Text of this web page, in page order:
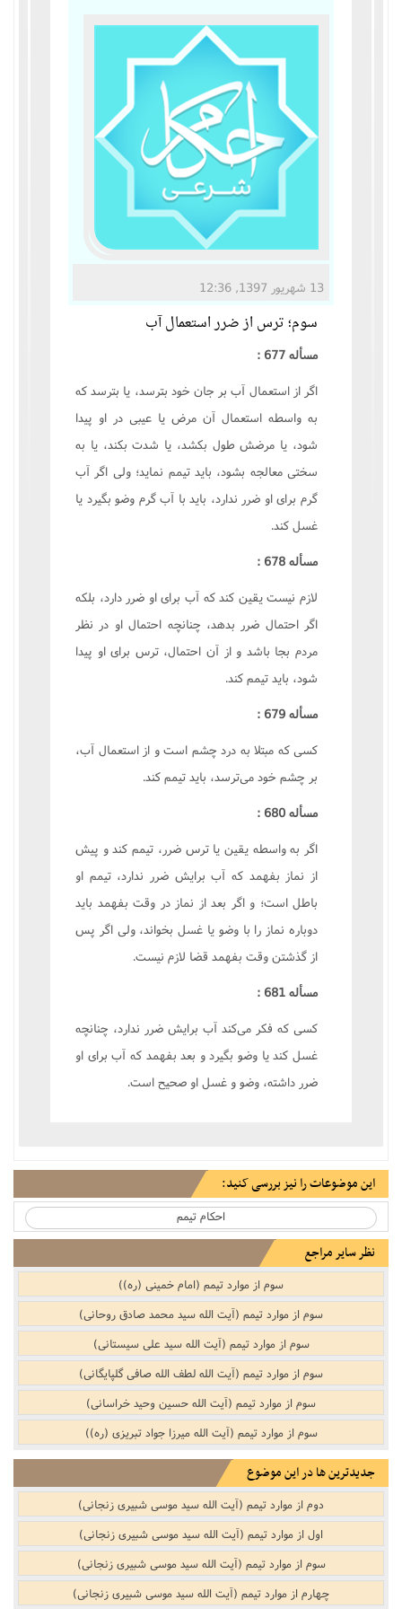
زندگی نامه مراجع تقلید
13 شهریور 1397, 12:36
سوم؛ ترس از ضرر استعمال آب
مسأله 677 :
اگر از استعمال آب بر جان خود بترسد، یا بترسد که
به واسطه استعمال آن مرض یا عیبی در او پیدا
شود، یا مرضش طول بکشد، یا شدت بکند، یا به
سختی معالجه بشود، باید تیمم نماید؛ ولی اگر آب
گرم برای او ضرر ندارد، باید با آب گرم وضو بگیرد یا
غسل کند.
مسأله 678 :
لازم نیست یقین کند که آب برای او ضرر دارد، بلکه
اگر احتمال ضرر بدهد، چنانچه احتمال او در نظر
مردم بجا باشد و از آن احتمال، ترس برای او پیدا
شود، باید تیمم کند.
مسأله 679 :
کسی که مبتلا به درد چشم است و از استعمال آب،
بر چشم خود می‌ترسد، باید تیمم کند.
مسأله 680 :
اگر به واسطه یقین یا ترس ضرر، تیمم کند و پیش
از نماز بفهمد که آب برایش ضرر ندارد، تیمم او
باطل است؛ و اگر بعد از نماز در وقت بفهمد باید
دوباره نماز را با وضو یا غسل بخواند، ولی اگر پس
از گذشتن وقت بفهمد قضا لازم نیست.
مسأله 681 :
کسی که فکر می‌کند آب برایش ضرر ندارد، چنانچه
غسل کند یا وضو بگیرد و بعد بفهمد که آب برای او
ضرر داشته، وضو و غسل او صحیح است.
این موضوعات را نیز بررسی کنید:
احکام تیمم‌‌
نظر سایر مراجع
سوم از موارد تیمم (امام خمینی (ره))
سوم از موارد تیمم (آیت الله سید محمد صادق روحانی)
سوم از موارد تیمم (آیت الله سید علی سیستانی)
سوم از موارد تیمم (آیت الله لطف الله صافی گلپایگانی)
سوم از موارد تیمم (آیت الله حسین وحید خراسانی)
سوم از موارد تیمم (آیت الله میرزا جواد تبریزی (ره))
جدیدترین ها در این موضوع
دوم از موارد تیمم (آیت الله سید موسی شبیری زنجانی)
اول از موارد تیمم (آیت الله سید موسی شبیری زنجانی)
سوم از موارد تیمم (آیت الله سید موسی شبیری زنجانی)
چهارم از موارد تیمم (آیت الله سید موسی شبیری زنجانی)